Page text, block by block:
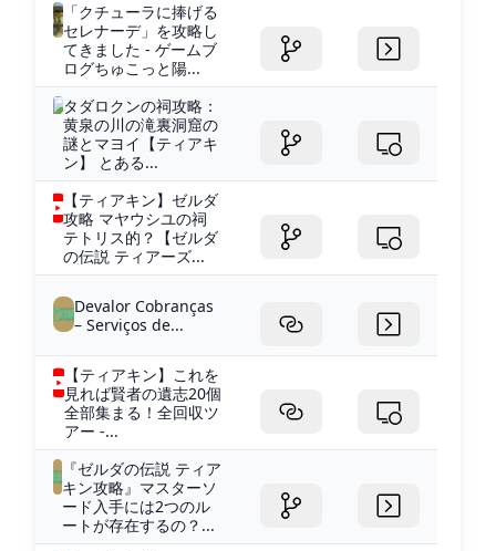
「クチューラに捧げる
セレナーデ」を攻略し
てきました - ゲームブ
ログちゅこっと陽...
タダロクンの祠攻略：
黄泉の川の滝裏洞窟の
謎とマヨイ【ティアキ
ン】 とある...
【ティアキン】ゼルダ
攻略 マヤウシユの祠
テトリス的？【ゼルダ
の伝説 ティアーズ...
Devalor Cobranças
– Serviços de...
【ティアキン】これを
見れば賢者の遺志20個
全部集まる！全回収ツ
アー -...
『ゼルダの伝説 ティア
キン攻略』マスターソ
ード入手には2つのル
ートが存在するの？...